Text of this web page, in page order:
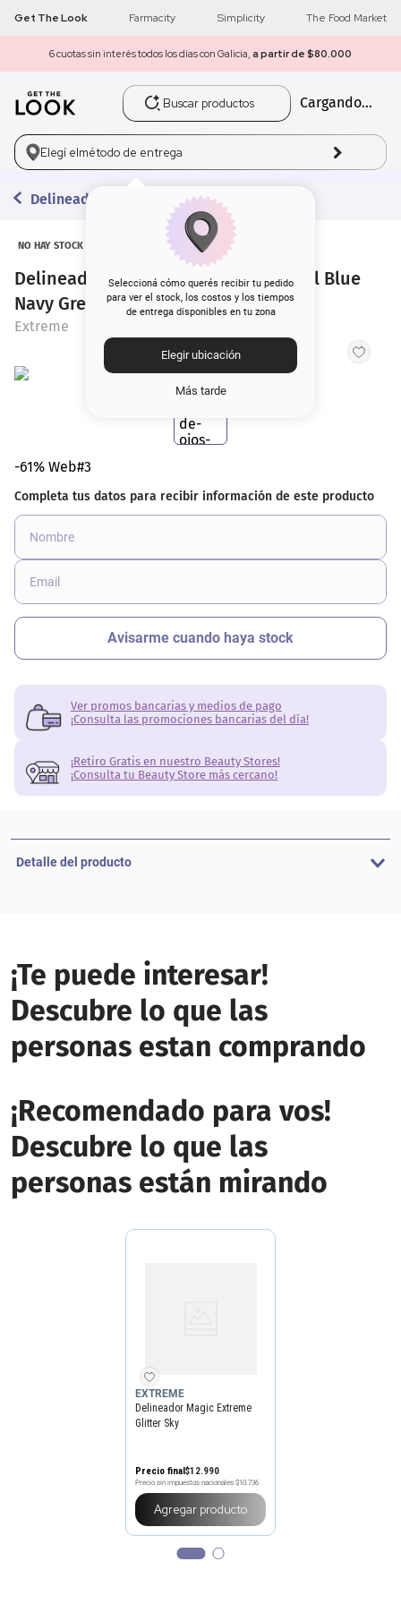
Get The Look Farmacity Simplicity The Food Market
6 cuotas sin interés todos los días con Galicia, a partir de $80.000
Buscar productos
Cargando...
Elegí elmétodo de entrega
Seleccioná cómo querés recibir tu pedido
para ver el stock, los costos y los tiempos
de entrega disponibles en tu zona
Elegir ubicación
Más tarde
Delineadores
NO HAY STOCK
Delineador de Ojos Extreme Retráctil Blue
Navy Green
Extreme
-61% Web#3
Ver promos bancarias y medios de pago
¡Consulta las promociones bancarias del día!
¡Retiro Gratis en nuestro Beauty Stores!
¡Consulta tu Beauty Store más cercano!
Detalle del producto
¡Te puede interesar!
Descubre lo que las
personas estan comprando
¡Recomendado para vos!
Descubre lo que las
personas están mirando
EXTREME
Delineador Magic Extreme
Glitter Sky
Precio final$12.990
Precio sin impuestos nacionales $10.736
Agregar producto
1 get the look
2 máscara pestañas
3.
5. corrector
rubor
10 contorno